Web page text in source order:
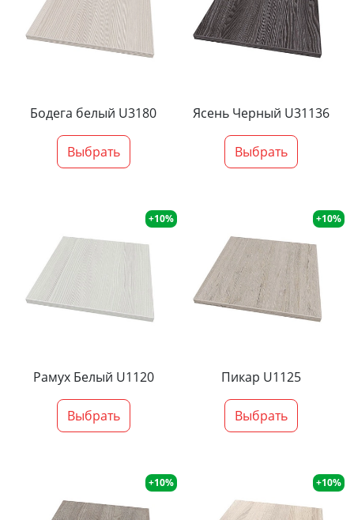
Бодега белый U3180
Выбрать
Ясень Черный U31136
Выбрать
+10%
Рамух Белый U1120
Выбрать
+10%
Пикар U1125
Выбрать
+10% +10%